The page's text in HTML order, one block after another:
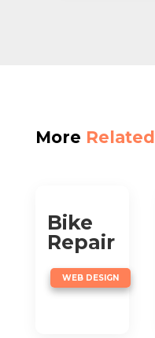
More Related
Bike
Repair
WEB DESIGN